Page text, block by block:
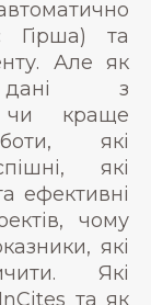
Гірша) та
Але як
дані з
чи краще
які
які
ефективні
чому
які
Які
та як